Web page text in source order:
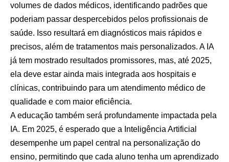
volumes de dados médicos, identificando padrões que
poderiam passar despercebidos pelos profissionais de
saúde. Isso resultará em diagnósticos mais rápidos e
precisos, além de tratamentos mais personalizados. A IA
já tem mostrado resultados promissores, mas, até 2025,
ela deve estar ainda mais integrada aos hospitais e
clínicas, contribuindo para um atendimento médico de
qualidade e com maior eficiência.
A educação também será profundamente impactada pela
IA. Em 2025, é esperado que a Inteligência Artificial
desempenhe um papel central na personalização do
ensino, permitindo que cada aluno tenha um aprendizado